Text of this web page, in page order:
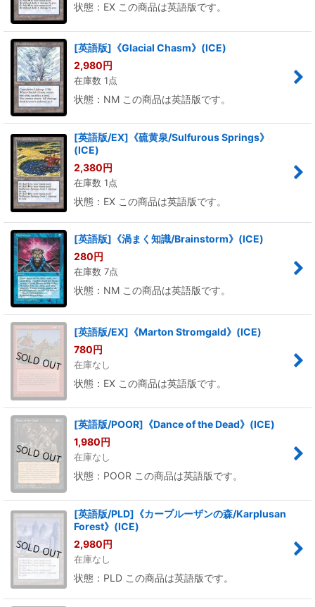
状態：EX この商品は英語版です。
[英語版]《Glacial Chasm》(ICE)
2,980円
在庫数 1点
状態：NM この商品は英語版です。
[英語版/EX]《硫黄泉/Sulfurous Springs》
(ICE)
2,380円
在庫数 1点
状態：EX この商品は英語版です。
[英語版]《渦まく知識/Brainstorm》(ICE)
280円
在庫数 7点
状態：NM この商品は英語版です。
[英語版/EX]《Marton Stromgald》(ICE)
780円
在庫なし
状態：EX この商品は英語版です。
[英語版/POOR]《Dance of the Dead》(ICE)
1,980円
在庫なし
状態：POOR この商品は英語版です。
[英語版/PLD]《カープルーザンの森/Karplusan
Forest》(ICE)
2,980円
在庫なし
状態：PLD この商品は英語版です。